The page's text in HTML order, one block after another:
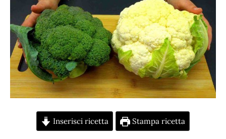
Inserisci ricetta Stampa ricetta